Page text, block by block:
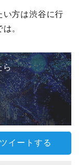
い方は渋谷に行
。
ら
ツイートする